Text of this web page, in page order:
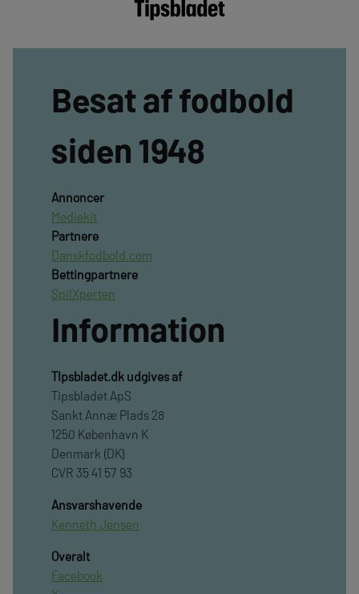
Besat af fodbold
siden 1948
Annoncer
Mediekit
Partnere
Danskfodbold.com
Bettingpartnere
SpilXperten
Information
TIpsbladet.dk udgives af
Tipsbladet ApS
Sankt Annæ Plads 28
1250 København K
Denmark (DK)
CVR 35 41 57 93
Ansvarshavende
Kenneth Jensen
Overalt
Facebook